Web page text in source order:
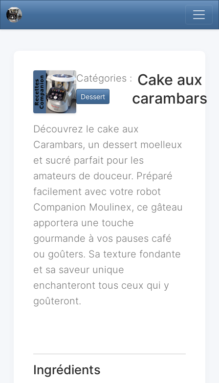
Catégories :
Dessert
Cake aux
carambars
Découvrez le cake aux
Carambars, un dessert moelleux
et sucré parfait pour les
amateurs de douceur. Préparé
facilement avec votre robot
Companion Moulinex, ce gâteau
apportera une touche
gourmande à vos pauses café
ou goûters. Sa texture fondante
et sa saveur unique
enchanteront tous ceux qui y
goûteront.
Ingrédients